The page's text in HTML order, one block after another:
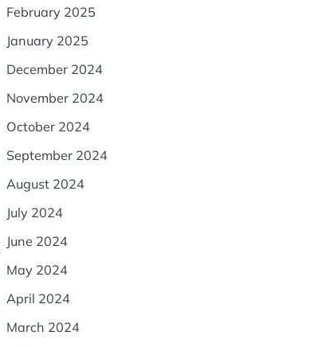
February 2025
January 2025
December 2024
November 2024
October 2024
September 2024
August 2024
July 2024
June 2024
May 2024
April 2024
March 2024